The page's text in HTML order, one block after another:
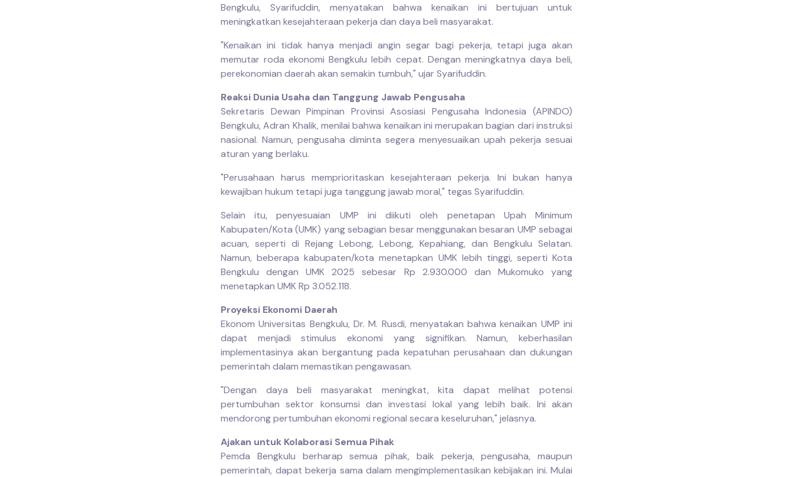
Bengkulu, Syarifuddin, menyatakan bahwa kenaikan ini bertujuan untuk
meningkatkan kesejahteraan pekerja dan daya beli masyarakat.
"Kenaikan ini tidak hanya menjadi angin segar bagi pekerja, tetapi juga akan
memutar roda ekonomi Bengkulu lebih cepat. Dengan meningkatnya daya beli,
perekonomian daerah akan semakin tumbuh," ujar Syarifuddin.
Reaksi Dunia Usaha dan Tanggung Jawab Pengusaha
Sekretaris Dewan Pimpinan Provinsi Asosiasi Pengusaha Indonesia (APINDO)
Bengkulu, Adran Khalik, menilai bahwa kenaikan ini merupakan bagian dari instruksi
nasional. Namun, pengusaha diminta segera menyesuaikan upah pekerja sesuai
aturan yang berlaku.
"Perusahaan harus memprioritaskan kesejahteraan pekerja. Ini bukan hanya
kewajiban hukum tetapi juga tanggung jawab moral," tegas Syarifuddin.
Selain itu, penyesuaian UMP ini diikuti oleh penetapan Upah Minimum
Kabupaten/Kota (UMK) yang sebagian besar menggunakan besaran UMP sebagai
acuan, seperti di Rejang Lebong, Lebong, Kepahiang, dan Bengkulu Selatan.
Namun, beberapa kabupaten/kota menetapkan UMK lebih tinggi, seperti Kota
Bengkulu dengan UMK 2025 sebesar Rp 2.930.000 dan Mukomuko yang
menetapkan UMK Rp 3.052.118.
Proyeksi Ekonomi Daerah
Ekonom Universitas Bengkulu, Dr. M. Rusdi, menyatakan bahwa kenaikan UMP ini
dapat menjadi stimulus ekonomi yang signifikan. Namun, keberhasilan
implementasinya akan bergantung pada kepatuhan perusahaan dan dukungan
pemerintah dalam memastikan pengawasan.
"Dengan daya beli masyarakat meningkat, kita dapat melihat potensi
pertumbuhan sektor konsumsi dan investasi lokal yang lebih baik. Ini akan
mendorong pertumbuhan ekonomi regional secara keseluruhan," jelasnya.
Ajakan untuk Kolaborasi Semua Pihak
Pemda Bengkulu berharap semua pihak, baik pekerja, pengusaha, maupun
pemerintah, dapat bekerja sama dalam mengimplementasikan kebijakan ini. Mulai